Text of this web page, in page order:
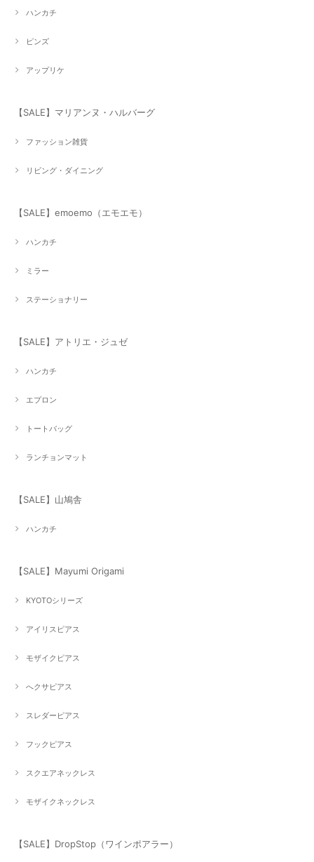
ハンカチ
ピンズ
アップリケ
【SALE】マリアンヌ・ハルバーグ
ファッション雑貨
リビング・ダイニング
【SALE】emoemo（エモエモ）
ハンカチ
ミラー
ステーショナリー
【SALE】アトリエ・ジュゼ
ハンカチ
エプロン
トートバッグ
ランチョンマット
【SALE】山鳩舎
ハンカチ
【SALE】Mayumi Origami
KYOTOシリーズ
アイリスピアス
モザイクピアス
へクサピアス
スレダーピアス
フックピアス
スクエアネックレス
モザイクネックレス
【SALE】DropStop（ワインポアラー）